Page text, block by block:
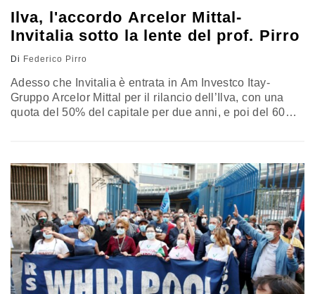
Ilva, l'accordo Arcelor Mittal-
Invitalia sotto la lente del prof. Pirro
Di Federico Pirro
Adesso che Invitalia è entrata in Am Investco Itay-
Gruppo Arcelor Mittal per il rilancio dell’Ilva, con una
quota del 50% del capitale per due anni, e poi del 60%
Università di Bari